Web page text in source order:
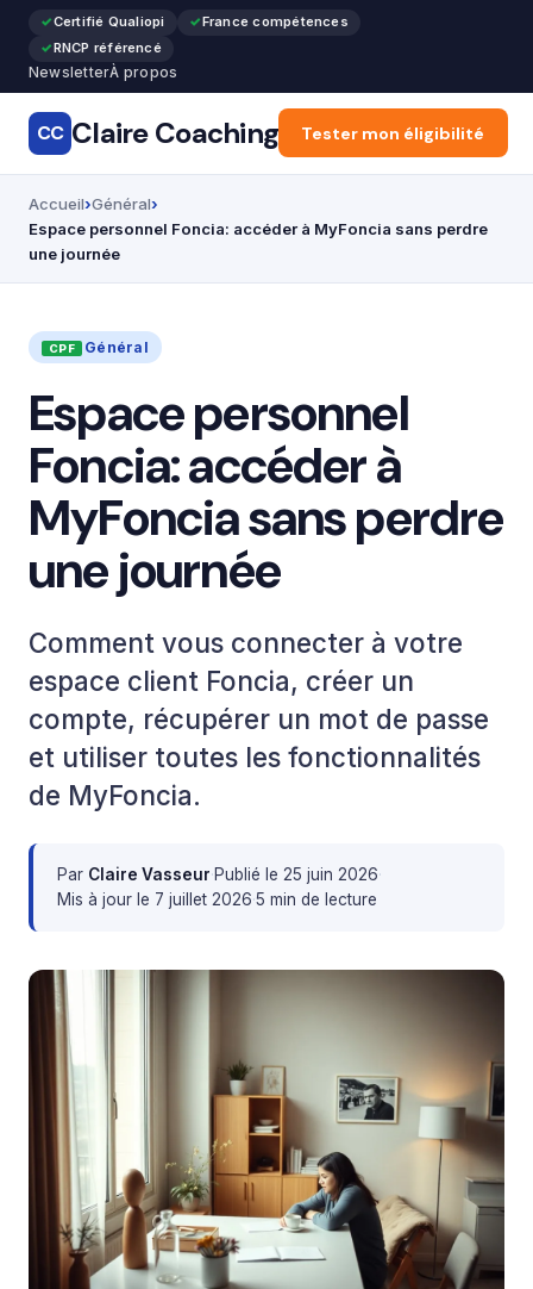
Certifié Qualiopi
France compétences
RNCP référencé
NewsletterÀ propos
CC Claire Coaching Accueil Reconversion
Tester mon éligibilité
Accueil Général
Espace personnel Foncia: accéder à MyFoncia sans perdre
une journée
Général
Espace personnel
Foncia: accéder à
MyFoncia sans perdre
une journée
Comment vous connecter à votre
espace client Foncia, créer un
compte, récupérer un mot de passe
et utiliser toutes les fonctionnalités
de MyFoncia.
Par Claire Vasseur·Publié le 25 juin 2026·
Mis à jour le 7 juillet 2026·5 min de lecture